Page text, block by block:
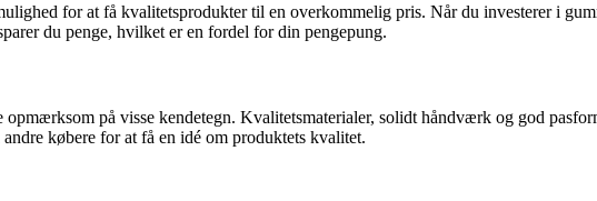
for at få kvalitetsprodukter til en overkommelig pris. Når du investerer i
du penge, hvilket er en fordel for din pengepung.
på visse kendetegn. Kvalitetsmaterialer, solidt håndværk og god
købere for at få en idé om produktets kvalitet.